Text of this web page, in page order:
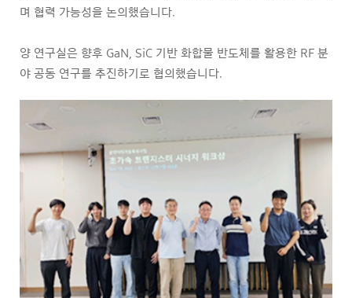
며 협력 가능성을 논의했습니다.
양 연구실은 향후 GaN, SiC 기반 화합물 반도체를 활용한 RF 분
야 공동 연구를 추진하기로 협의했습니다.